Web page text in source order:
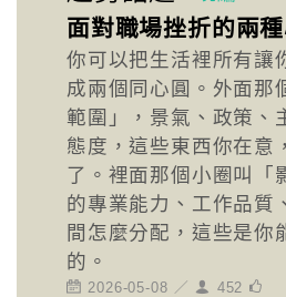
面對職場挫折的兩
你可以把生活裡所有讓
成兩個同心圓。外面那
範圍」，景氣、政策、
態度，這些東西你在意
了。裡面那個小圈叫「
的專業能力、工作品質
間怎麼分配，這些是你
的。
2026-05-08 ／ 452